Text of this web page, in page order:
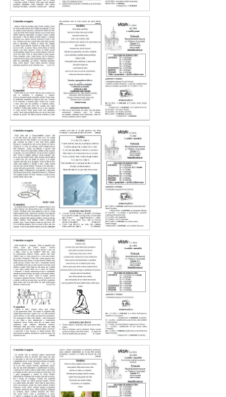
Václav 8. 2016
Václav 7. 2016
Václav 6. 2016
Václav 5. 2016